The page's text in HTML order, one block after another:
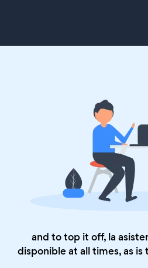
and to top it off, la
disponible at all times, as is